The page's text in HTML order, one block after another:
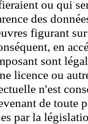
ou qui
des
figurant
en
sont
licence ou
n'est
de toute
par la